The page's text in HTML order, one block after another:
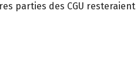
parties des CGU